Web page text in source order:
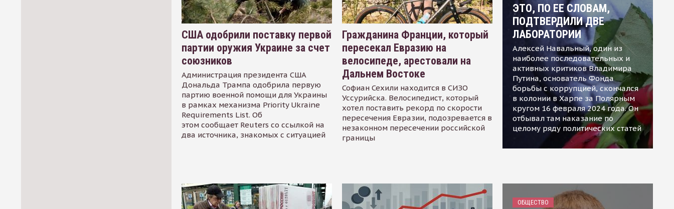
США одобрили поставку первой
партии оружия Украине за счет
союзников
Администрация президента США
Дональда Трампа одобрила первую
партию военной помощи для Украины
в рамках механизма Priority Ukraine
Requirements List. Об
этом сообщает Reuters со ссылкой на
два источника, знакомых с ситуацией
Гражданина Франции, который
пересекал Евразию на
велосипеде, арестовали на
Дальнем Востоке
Софиан Сехили находится в СИЗО
Уссурийска. Велосипедист, который
хотел поставить рекорд по скорости
пересечения Евразии, подозревается в
незаконном пересечении российской
границы
ЭТО, ПО ЕЕ СЛОВАМ,
ПОДТВЕРДИЛИ ДВЕ
ЛАБОРАТОРИИ
Алексей Навальный, один из
наиболее последовательных и
активных критиков Владимира
Путина, основатель Фонда
борьбы с коррупцией, скончался
в колонии в Харпе за Полярным
кругом 16 февраля 2024 года. Он
отбывал там наказание по
целому ряду политических статей
ОБЩЕСТВО